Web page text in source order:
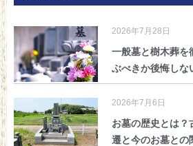
一般墓と樹木葬を
ぶべきか後悔しな
2026年7月28日
お墓の歴史とは？
遷と今のお墓との
2026年7月6日